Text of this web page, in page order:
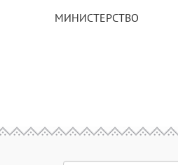
МИНИСТЕРСТВО